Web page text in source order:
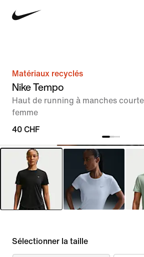
Matériaux recyclés
Nike Tempo
Haut de running à manches
femme
40 CHF
Sélectionner la taille